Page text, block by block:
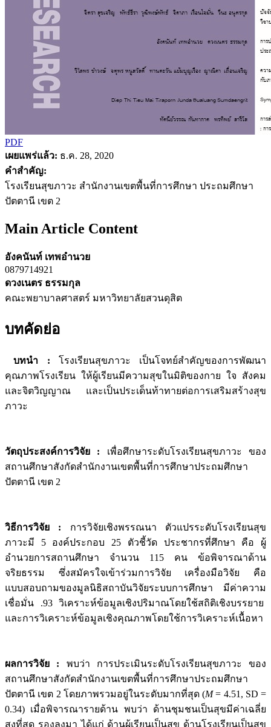
PDF
เผยแพร่แล้ว: ธ.ค. 28, 2020
คำสำคัญ:
โรงเรียนสุขภาวะ สำนักงานเขตพื้นที่การศึกษา ประถมศึกษา
ปัตตานี เขต 2
Main Article Content
อังคนันท์ เทพอำนวย
0879714921
ดวงเนตร ธรรมกุล
คณะพยาบาลศาสตร์ มหาวิทยาลัยสวนดุสิต
บทคัดย่อ
บทนำ : โรงเรียนสุขภาวะ เป็นโจทย์สำคัญของการพัฒนา
คุณภาพโรงเรียน ให้ผู้เรียนมีความสุขในมิติของกาย ใจ สังคม
และจิตวิญญาณ และเป็นประเด็นท้าทายต่อการเสริมสร้างสุข
ภาวะ
วัตถุประสงค์การวิจัย : เพื่อศึกษาระดับโรงเรียนสุขภาวะ ของ
สถานศึกษาสังกัดสำนักงานเขตพื้นที่การศึกษาประถมศึกษา
ปัตตานี เขต 2
วิธีการวิจัย : การวิจัยเชิงพรรณนา ตัวแปรระดับโรงเรียนสุข
ภาวะมี 5 องค์ประกอบ 25 ตัวชี้วัด ประชากรที่ศึกษา คือ ผู้
อำนวยการสถานศึกษา จำนวน 115 คน ข้อพิจารณาด้าน
จริยธรรม ซึ่งสมัครใจเข้าร่วมการวิจัย เครื่องมือวิจัย คือ
แบบสอบถามของมูลนิธิสถาบันวิจัยระบบการศึกษา มีค่าความ
เชื่อมั่น .93 วิเคราะห์ข้อมูลเชิงปริมาณโดยใช้สถิติเชิงบรรยาย
และการวิเคราะห์ข้อมูลเชิงคุณภาพโดยใช้การวิเคราะห์เนื้อหา
ผลการวิจัย : พบว่า การประเมินระดับโรงเรียนสุขภาวะ ของ
สถานศึกษาสังกัดสำนักงานเขตพื้นที่การศึกษาประถมศึกษา
ปัตตานี เขต 2 โดยภาพรวมอยู่ในระดับมากที่สุด (M= 4.51, SD =
0.34) เมื่อพิจารณารายด้าน พบว่า ด้านชุมชนเป็นสุขมีค่าเฉลี่ย
สูงที่สุด รองลงมา ได้แก่ ด้านผู้เรียนเป็นสุข ด้านโรงเรียนเป็นสุข